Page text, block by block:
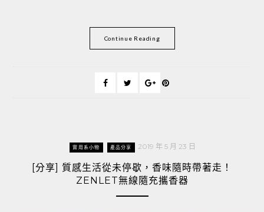
Continue Reading
實用系小物 產品分享 2019 年 5 月 23 日
[分享] 質感生活從未停歇，香味隨時帶著走！
ZENLET無線隨充攜香器